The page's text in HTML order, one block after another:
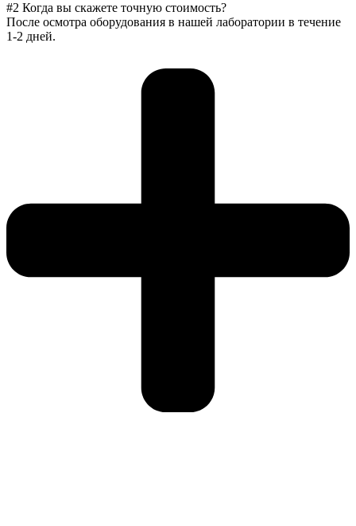
#2 Когда вы скажете точную стоимость?
После осмотра оборудования в нашей лаборатории в течение
1-2 дней.